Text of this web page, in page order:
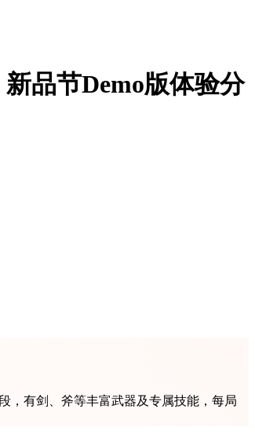
品节Demo版体验分
，有剑、斧等丰富武器及专属技能，每局